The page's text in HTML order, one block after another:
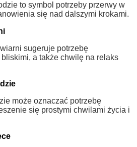
to symbol potrzeby przerwy w
się nad dalszymi krokami.
sugeruje potrzebę
a także chwilę na relaks
może oznaczać potrzebę
się prostymi chwilami życia i